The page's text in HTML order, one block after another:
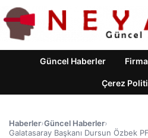
Güncel Haberler
Çerez
Haberler›Güncel Haberler›
Galatasaray Başkanı Dursun Özbek